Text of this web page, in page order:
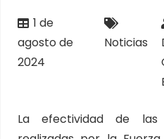
1 de
agosto de
2024
Noticias
La efectividad de las